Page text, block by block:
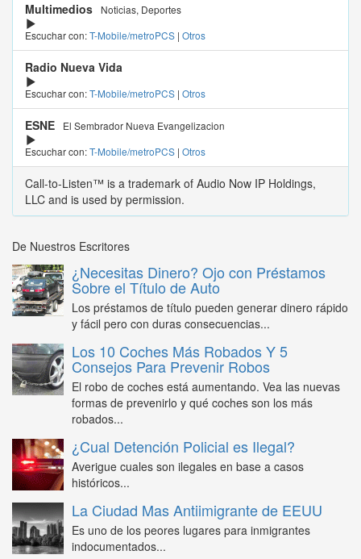
Multimedios
Noticias, Deportes
Escuchar con:T-Mobile/metroPCS | Otros
Radio Nueva Vida
Escuchar con:T-Mobile/metroPCS | Otros
ESNE
El Sembrador Nueva Evangelizacion
Escuchar con:T-Mobile/metroPCS | Otros
Call-to-Listen™ is a trademark of Audio Now IP Holdings,
LLC and is used by permission.
De Nuestros Escritores
¿Necesitas Dinero? Ojo con Préstamos
Sobre el Título de Auto
Los préstamos de título pueden generar dinero rápido
y fácil pero con duras consecuencias...
Los 10 Coches Más Robados Y 5
Consejos Para Prevenir Robos
El robo de coches está aumentando. Vea las nuevas
formas de prevenirlo y qué coches son los más
robados...
¿Cual Detención Policial es Ilegal?
Averigue cuales son ilegales en base a casos
históricos...
La Ciudad Mas Antiimigrante de EEUU
Es uno de los peores lugares para inmigrantes
indocumentados...